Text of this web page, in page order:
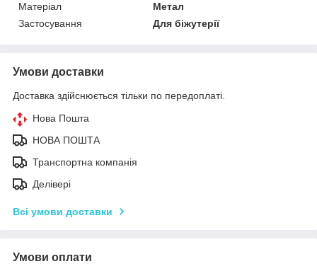
Матеріал
Метал
Застосування
Для біжутерії
Умови доставки
Доставка здійснюється тільки по передоплаті.
Нова Пошта
НОВА ПОШТА
Транспортна компанія
Делівері
Всі умови доставки
Умови оплати